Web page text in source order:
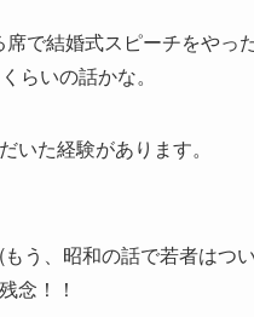
で結婚式スピーチをやっ
らいの話かな。
た経験があります。
う、昭和の話で若者はつ
念！！